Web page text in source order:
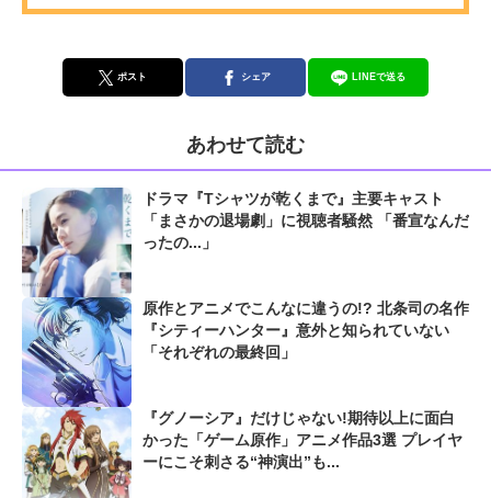
ポスト シェア LINEで送る
あわせて読む
ドラマ『Tシャツが乾くまで』主要キャスト
「まさかの退場劇」に視聴者騒然 「番宣なんだ
ったの...」
原作とアニメでこんなに違うの!? 北条司の名作
『シティーハンター』意外と知られていない
「それぞれの最終回」
『グノーシア』だけじゃない!期待以上に面白
かった「ゲーム原作」アニメ作品3選 プレイヤ
ーにこそ刺さる“神演出”も...